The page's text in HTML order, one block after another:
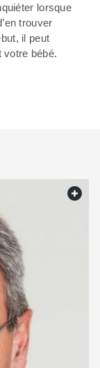
lorsque
trouver
il peut
votre bébé.